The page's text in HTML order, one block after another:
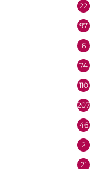
22
97
6
74
110
207
46
2
21